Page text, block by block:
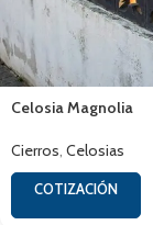
Celosia Magnolia
Cierros, Celosias
COTIZACIÓN